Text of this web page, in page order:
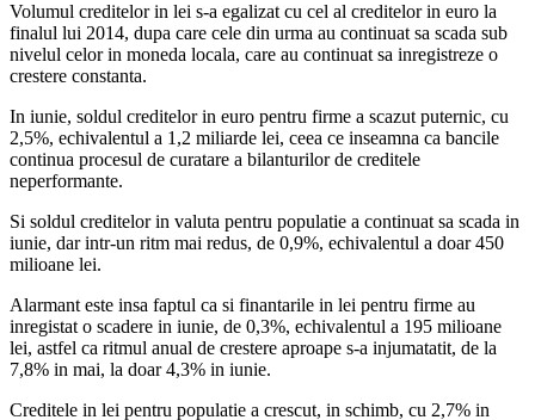
Volumul creditelor in lei s-a egalizat cu cel al creditelor in euro la
finalul lui 2014, dupa care cele din urma au continuat sa scada sub
nivelul celor in moneda locala, care au continuat sa inregistreze o
crestere constanta.
In iunie, soldul creditelor in euro pentru firme a scazut puternic, cu
2,5%, echivalentul a 1,2 miliarde lei, ceea ce inseamna ca bancile
continua procesul de curatare a bilanturilor de creditele
neperformante.
Si soldul creditelor in valuta pentru populatie a continuat sa scada in
iunie, dar intr-un ritm mai redus, de 0,9%, echivalentul a doar 450
milioane lei.
Alarmant este insa faptul ca si finantarile in lei pentru firme au
inregistat o scadere in iunie, de 0,3%, echivalentul a 195 milioane
lei, astfel ca ritmul anual de crestere aproape s-a injumatatit, de la
7,8% in mai, la doar 4,3% in iunie.
Creditele in lei pentru populatie a crescut, in schimb, cu 2,7% in